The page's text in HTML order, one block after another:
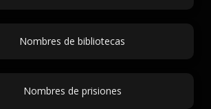
Nombres de bibliotecas
Nombres de prisiones